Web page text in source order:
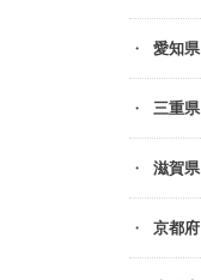
愛知県
三重県
滋賀県
京都府